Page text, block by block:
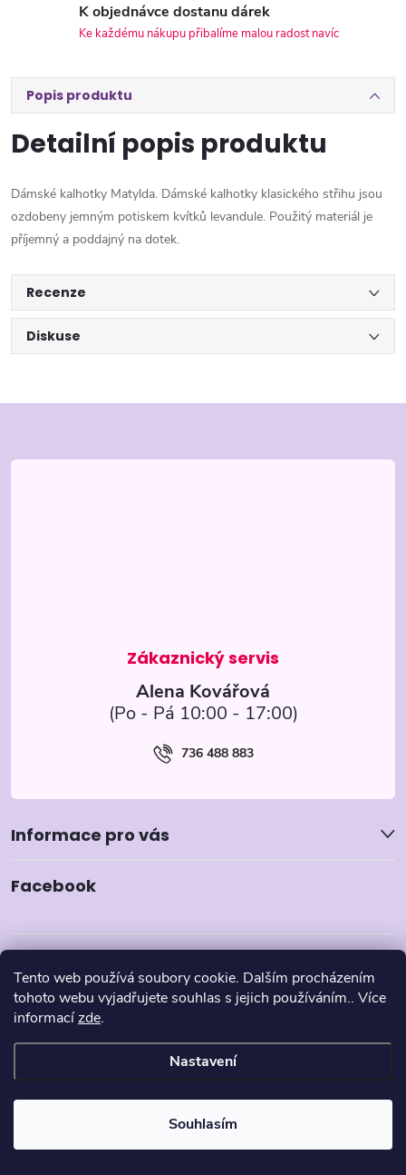
Tento web používá soubory cookie. Dalším procházením
tohoto webu vyjadřujete souhlas s jejich používáním.. Více
informacízde.
Nastavení
Souhlasím
K objednávce dostanu dárek
Ke každému nákupu přibalíme malou radost navíc
Popis produktu
Detailní popis produktu
Dámské kalhotky Matylda. Dámské kalhotky klasického střihu jsou
ozdobeny jemným potiskem kvítků levandule. Použitý materiál je
příjemný a poddajný na dotek.
Recenze
Diskuse
á
Alena Kovářová
736 488 883
Informace pro vás
Facebook
Copyright 2026Pyzamka.cz. Všechna práva vyhrazena.